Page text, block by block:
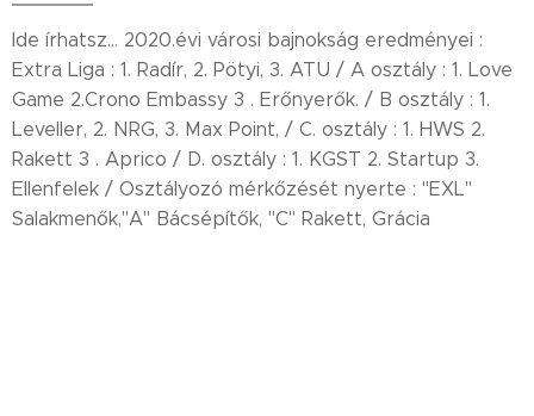
Ide írhatsz... 2020.évi városi bajnokság eredményei :
Extra Liga : 1. Radír, 2. Pötyi, 3. ATU / A osztály : 1. Love
Game 2.Crono Embassy 3 . Erőnyerők. / B osztály : 1.
Leveller, 2. NRG, 3. Max Point, / C. osztály : 1. HWS 2.
Rakett 3 . Aprico / D. osztály : 1. KGST 2. Startup 3.
Ellenfelek / Osztályozó mérkőzését nyerte : "EXL"
Salakmenők,"A" Bácsépítők, "C" Rakett, Grácia